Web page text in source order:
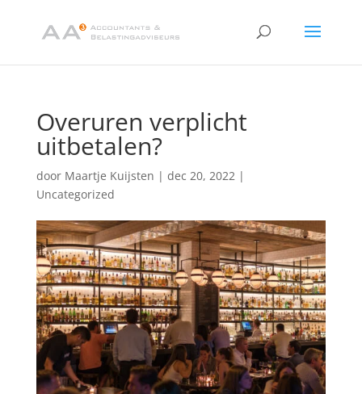
Overuren verplicht
uitbetalen?
door Maartje Kuijsten | dec 20, 2022|
Uncategorized